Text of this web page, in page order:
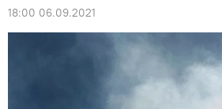
18:00 06.09.2021